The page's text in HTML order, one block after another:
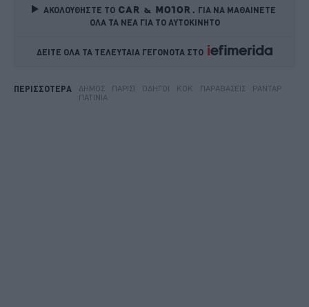
ΑΚΟΛΟΥΘΗΣΤΕ ΤΟ
ΓΙΑ ΝΑ ΜΑΘΑΙΝΕΤΕ
ΟΛΑ ΤΑ ΝΕΑ ΓΙΑ ΤΟ ΑΥΤΟΚΙΝΗΤΟ
ΔΕΙΤΕ ΟΛΑ ΤΑ ΤΕΛΕΥΤΑΙΑ ΓΕΓΟΝΟΤΑ ΣΤΟ
ΠΕΡΙΣΣΟΤΕΡΑ ΔΉΜΟΣ ΠΑΡΊΣΙ ΟΔΗΓΟΊ ΚΟΚ ΠΑΡΑΒΆΣΕΙΣ
ΡΑΝΤΆΡ
ΠΑΤΊΝΙΑ